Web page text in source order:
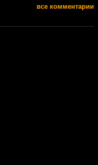
все комментарии